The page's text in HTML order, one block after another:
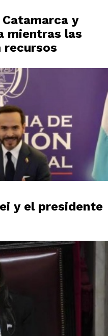
y
mientras las
recursos
y el presidente